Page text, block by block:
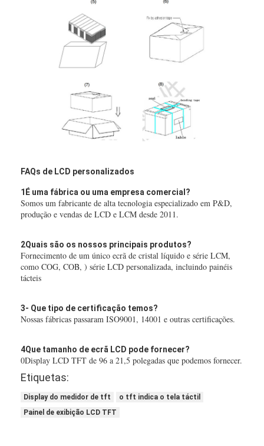
FAQs de LCD personalizados
1É uma fábrica ou uma empresa comercial?
Somos um fabricante de alta tecnologia especializado em P&D,
produção e vendas de LCD e LCM desde 2011.
2Quais são os nossos principais produtos?
Fornecimento de um único ecrã de cristal líquido e série LCM,
como COG, COB, ) série LCD personalizada, incluindo painéis
tácteis
3- Que tipo de certificação temos?
Nossas fábricas passaram ISO9001, 14001 e outras certificações.
4Que tamanho de ecrã LCD pode fornecer?
0Display LCD TFT de 96 a 21,5 polegadas que podemos fornecer.
Etiquetas:
Display do medidor de tft
o tft indica o tela táctil
Painel de exibição LCD TFT